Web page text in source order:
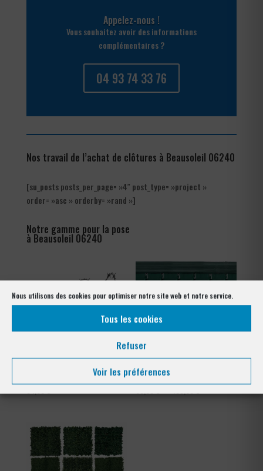
Nous utilisons des cookies pour optimiser notre site web et notre service.
Tous les cookies
Refuser
Voir les préférences
Appelez-nous !
Vous souhaitez avoir des informations
complémentaires ?
04 93 74 33 76
Nos travail de l’achat de clôtures à Beausoleil 06240
[su_posts posts_per_page= »4″ post_type= »project »
order= »asc » orderby= »rand »]
Notre gamme pour la pose
à Beausoleil 06240
Ronce barbelé galvanisé
Occultation à lattes en pvc